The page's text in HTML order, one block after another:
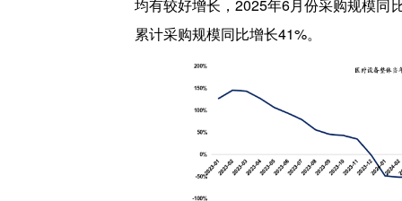
均有较好增长，2025年6月份采购规模同
累计采购规模同比增长41%。